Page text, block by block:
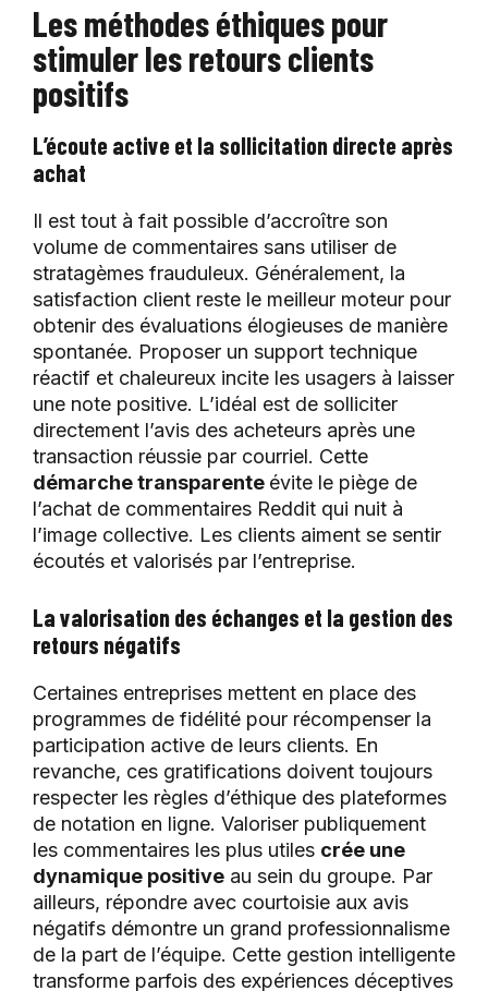
Les méthodes éthiques pour
stimuler les retours clients
positifs
L’écoute active et la sollicitation directe après
achat
Il est tout à fait possible d’accroître son
volume de commentaires sans utiliser de
stratagèmes frauduleux. Généralement, la
satisfaction client reste le meilleur moteur pour
obtenir des évaluations élogieuses de manière
spontanée. Proposer un support technique
réactif et chaleureux incite les usagers à laisser
une note positive. L’idéal est de solliciter
directement l’avis des acheteurs après une
transaction réussie par courriel. Cette
démarche transparente évite le piège de
l’achat de commentaires Reddit qui nuit à
l’image collective. Les clients aiment se sentir
écoutés et valorisés par l’entreprise.
La valorisation des échanges et la gestion des
retours négatifs
Certaines entreprises mettent en place des
programmes de fidélité pour récompenser la
participation active de leurs clients. En
revanche, ces gratifications doivent toujours
respecter les règles d’éthique des plateformes
de notation en ligne. Valoriser publiquement
les commentaires les plus utiles crée une
dynamique positive au sein du groupe. Par
ailleurs, répondre avec courtoisie aux avis
négatifs démontre un grand professionnalisme
de la part de l’équipe. Cette gestion intelligente
transforme parfois des expériences déceptives